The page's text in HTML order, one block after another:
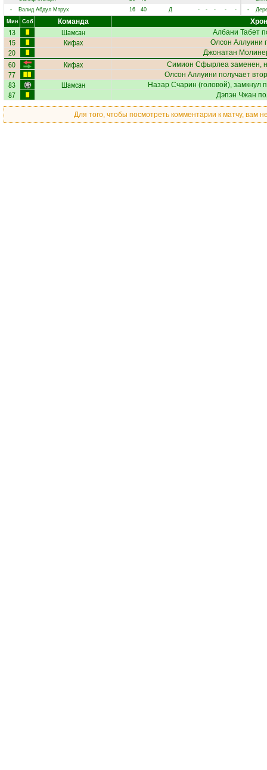
-
Валид Абдул Мтрух 16 40 Д - - - - -
-
Мин
Соб Команда
13 Шамсан Албани Табет
15 Кифах Олсон Аллуини
20 Джонатан
60 Кифах Симион Сфырлеа заменен,
77 Олсон Аллуини получает
83 Шамсан Назар Счарин (головой), замкнул
87 Дэпэн Чжан
Для того, чтобы посмотреть комментарии к матчу, вам